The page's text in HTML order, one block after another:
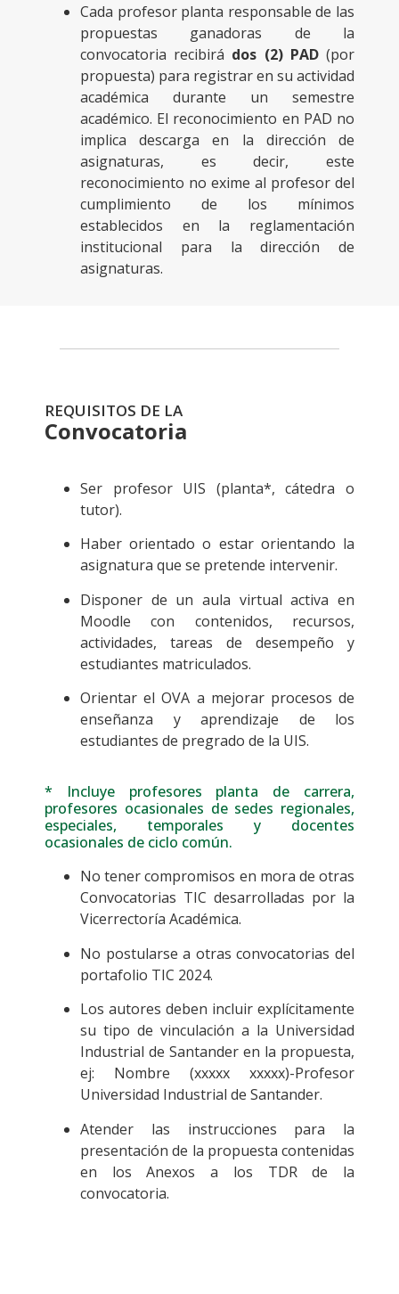
Cada profesor planta responsable de las
propuestas ganadoras de la
convocatoria recibirá dos (2) PAD(por
propuesta) para registrar en su actividad
académica durante un semestre
académico. El reconocimiento en PAD no
implica descarga en la dirección de
asignaturas, es decir, este
reconocimiento no exime al profesor del
cumplimiento de los mínimos
establecidos en la reglamentación
institucional para la dirección de
asignaturas.
REQUISITOS DE LA
Convocatoria
Ser profesor UIS (planta*, cátedra o
tutor).
Haber orientado o estar orientando la
asignatura que se pretende intervenir.
Disponer de un aula virtual activa en
Moodle con contenidos, recursos,
actividades, tareas de desempeño y
estudiantes matriculados.
Orientar el OVA a mejorar procesos de
enseñanza y aprendizaje de los
estudiantes de pregrado de la UIS.
* Incluye profesores planta de carrera,
profesores ocasionales de sedes regionales,
especiales, temporales y docentes
ocasionales de ciclo común.
No tener compromisos en mora de otras
Convocatorias TIC desarrolladas por la
Vicerrectoría Académica.
No postularse a otras convocatorias del
portafolio TIC 2024.
Los autores deben incluir explícitamente
su tipo de vinculación a la Universidad
Industrial de Santander en la propuesta,
ej: Nombre (xxxxx xxxxx)-Profesor
Universidad Industrial de Santander.
Atender las instrucciones para la
presentación de la propuesta contenidas
en los Anexos a los TDR de la
convocatoria.